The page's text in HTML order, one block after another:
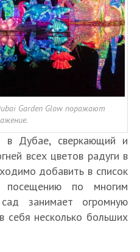
Garden Glow поражают
в Дубае, сверкающий и
всех цветов радуги в
добавить в список
посещению по многим
занимает огромную
себя несколько больших